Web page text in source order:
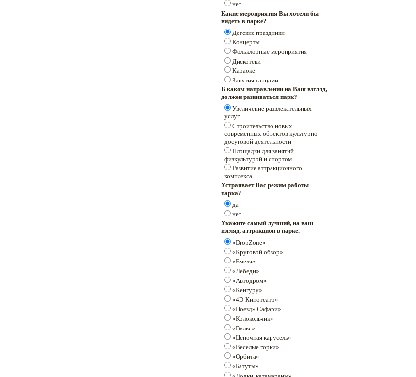
нет
Какие мероприятия Вы хотели бы
видеть в парке?
Детские праздники
Концерты
Фольклорные мероприятия
Дискотеки
Караоке
Занятия танцами
В каком направлении на Ваш взгляд,
должен развиваться парк?
Увеличение развлекательных
услуг
Строительство новых
современных объектов культурно –
досуговой деятельности
Площадки для занятий
физкультурой и спортом
Развитие аттракционного
комплекса
Устраивает Вас режим работы
парка?
да
нет
Укажите самый лучший, на ваш
взгляд, аттракцион в парке.
«DropZone»
«Круговой обзор»
«Емеля»
«Лебеди»
«Автодром»
«Кенгуру»
«4D-Кинотеатр»
«Поезд» Сафари»
«Колокольчик»
«Вальс»
«Цепочная карусель»
«Веселые горки»
«Орбита»
«Батуты»